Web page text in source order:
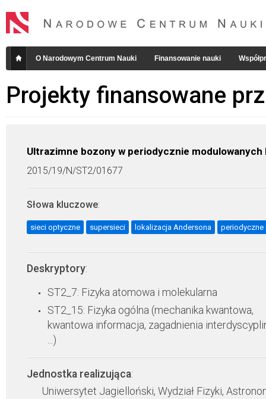
O Narodowym Centrum Nauki Finansowanie nauki
Projekty finansowane
Ultrazimne bozony w periodycznie
2015/19/N/ST2/01677
Słowa kluczowe:
sieci optyczne supersieci lokalizacja Andersona periodyczne
Deskryptory:
ST2_7: Fizyka atomowa i molekularna
ST2_15: Fizyka ogólna (mechanika kwantowa,
kwantowa informacja, zagadnienia
...)
Jednostka realizująca:
Uniwersytet Jagielloński, Wydział Fizyki,